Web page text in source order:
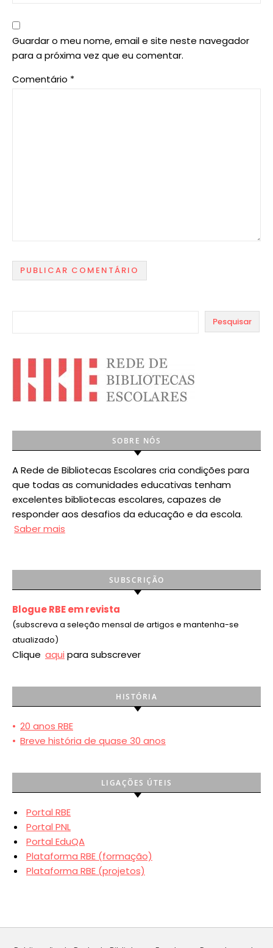
Guardar o meu nome, email e site neste navegador
para a próxima vez que eu comentar.
Comentário *
Pesquisar
SOBRE NÓS
A Rede de Bibliotecas Escolares cria condições para
que todas as comunidades educativas tenham
excelentes bibliotecas escolares, capazes de
responder aos desafios da educação e da escola.
Saber mais
SUBSCRIÇÃO
Blogue RBE em revista
(subscreva a seleção mensal de artigos e mantenha-se
atualizado)
Clique aqui para subscrever
HISTÓRIA
• 20 anos RBE
• Breve história de quase 30 anos
LIGAÇÕES ÚTEIS
Portal RBE
Portal PNL
Portal EduQA
Plataforma RBE (formação)
Plataforma RBE (projetos)